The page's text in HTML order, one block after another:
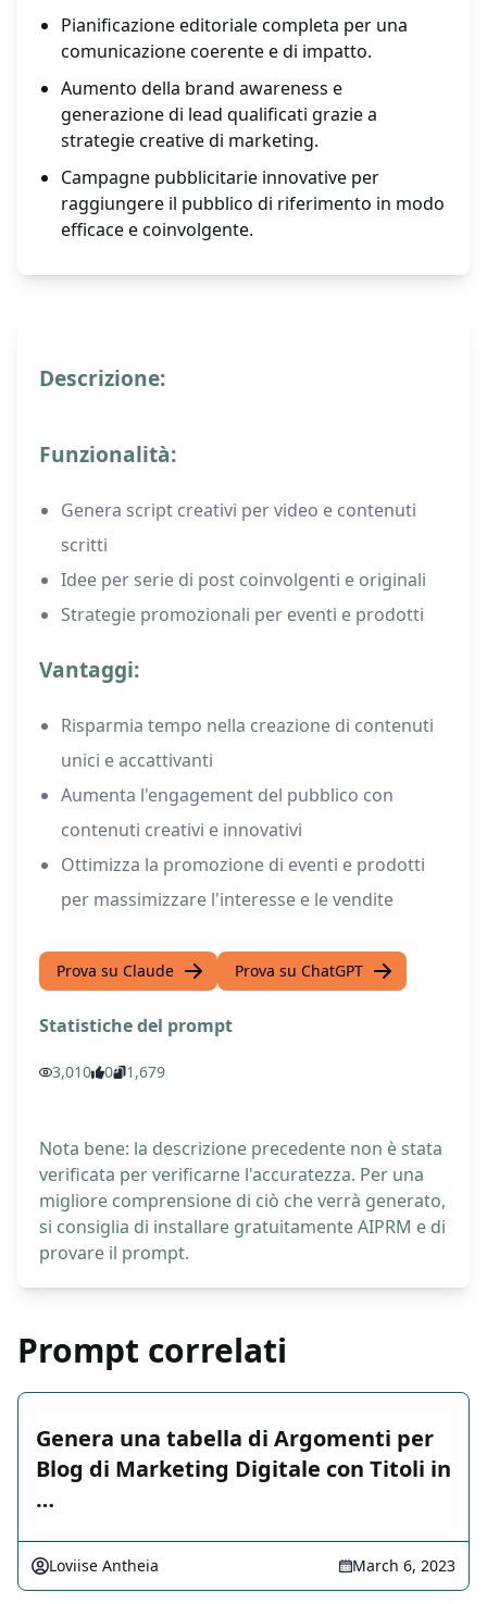
Pianificazione editoriale completa per una
comunicazione coerente e di impatto.
Aumento della brand awareness e
generazione di lead qualificati grazie a
strategie creative di marketing.
Campagne pubblicitarie innovative per
raggiungere il pubblico di riferimento in modo
efficace e coinvolgente.
Descrizione:
Funzionalità:
Genera script creativi per video e contenuti
scritti
Idee per serie di post coinvolgenti e originali
Strategie promozionali per eventi e prodotti
Vantaggi:
Risparmia tempo nella creazione di contenuti
unici e accattivanti
Aumenta l'engagement del pubblico con
contenuti creativi e innovativi
Ottimizza la promozione di eventi e prodotti
per massimizzare l'interesse e le vendite
Prova su Claude Prova su ChatGPT
Statistiche del prompt
3,010 0 1,679
Nota bene: la descrizione precedente non è stata
verificata per verificarne l'accuratezza. Per una
migliore comprensione di ciò che verrà generato,
si consiglia di installare gratuitamente AIPRM e di
provare il prompt.
Prompt correlati
Genera una tabella di Argomenti per
Blog di Marketing Digitale con Titoli in
…
Loviise Antheia March 6, 2023